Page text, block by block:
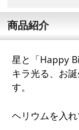
商品紹介
星と「Happy
キラ光る、お
す。
ヘリウムを入れ